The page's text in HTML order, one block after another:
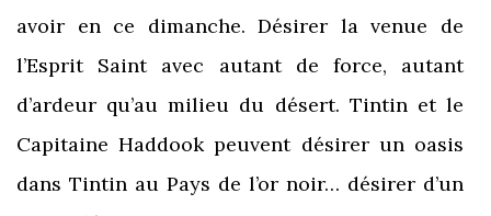
avoir en ce dimanche. Désirer la venue de
l’Esprit Saint avec autant de force, autant
d’ardeur qu’au milieu du désert. Tintin et le
Capitaine Haddook peuvent désirer un oasis
dans Tintin au Pays de l’or noir… désirer d’un